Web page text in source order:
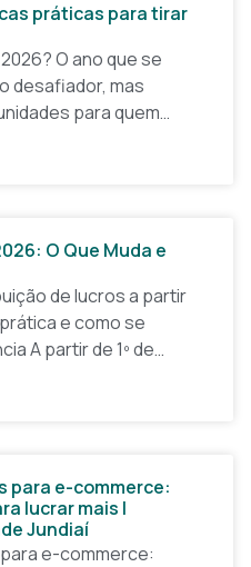
práticas para tirar
O ano que se
desafiador, mas
para quem
e construir um
O Que Muda e
de lucros a partir
e como se
A partir de 1º de
para e-commerce:
lucrar mais |
Jundiaí
e-commerce: